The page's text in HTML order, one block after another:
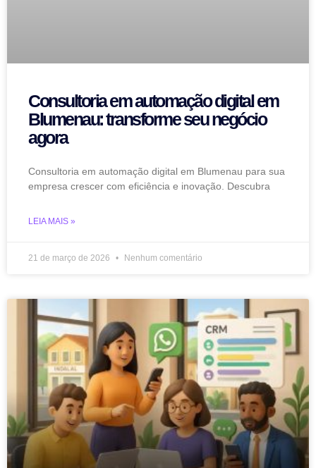
Consultoria em automação digital em
Blumenau: transforme seu negócio
agora
Consultoria em automação digital em Blumenau para sua
empresa crescer com eficiência e inovação. Descubra
LEIA MAIS »
21 de março de 2026 Nenhum comentário